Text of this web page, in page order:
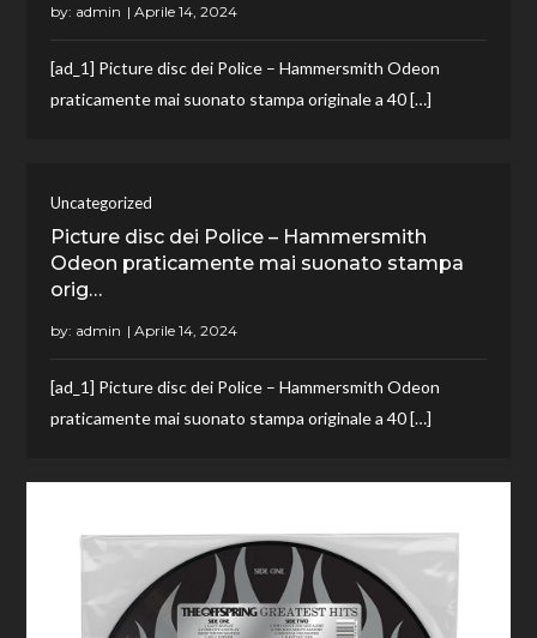
by: admin
[ad_1] Picture disc dei Police – Hammersmith Odeon
praticamente mai suonato stampa originale a 40 […]
Uncategorized
Picture disc dei Police – Hammersmith
Odeon praticamente mai suonato stampa
orig…
by: admin
[ad_1] Picture disc dei Police – Hammersmith Odeon
praticamente mai suonato stampa originale a 40 […]